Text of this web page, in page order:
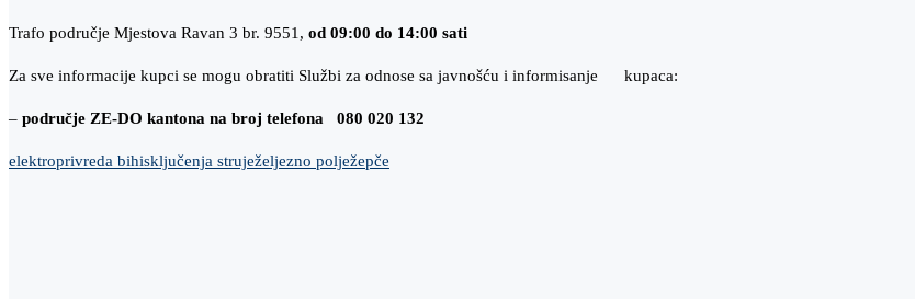
Trafo područje Mjestova Ravan 3 br. 9551, od 09:00 do 14:00 sati
Za sve informacije kupci se mogu obratiti Službi za odnose sa javnošću i informisanje kupaca:
– područje ZE-DO kantona na broj telefona 080 020 132
elektroprivreda bihisključenja struježeljezno polježepče